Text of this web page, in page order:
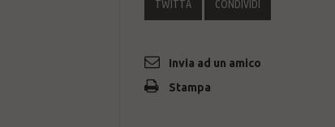
TWITTA CONDIVIDI
Invia ad un amico
Stampa